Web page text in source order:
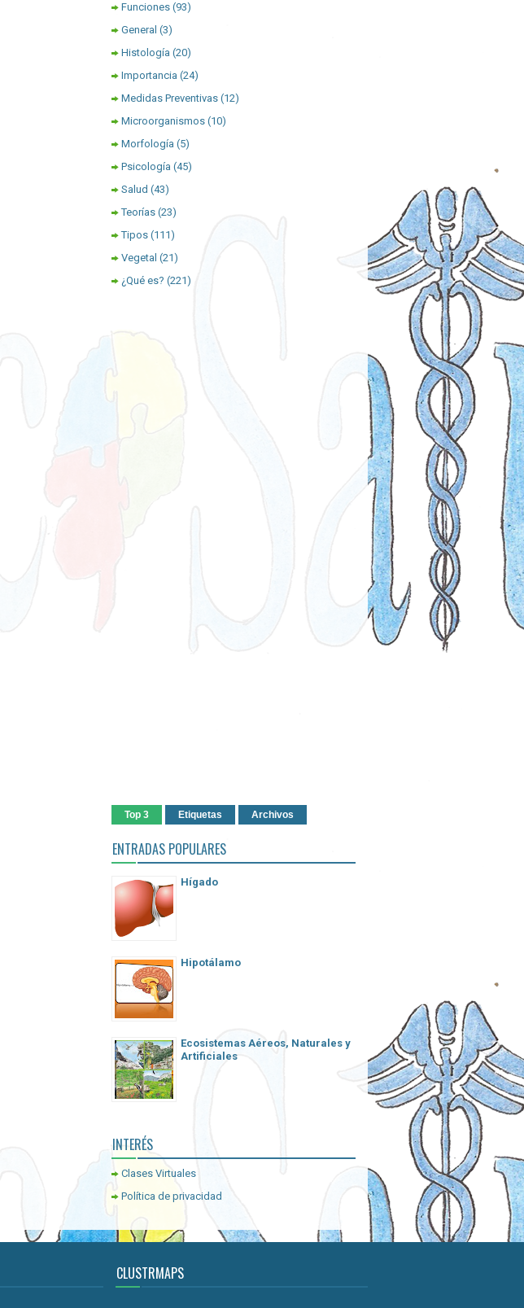
Funciones (93)
General (3)
Histología (20)
Importancia (24)
Medidas Preventivas (12)
Microorganismos (10)
Morfología (5)
Psicología (45)
Salud (43)
Teorías (23)
Tipos (111)
Vegetal (21)
¿Qué es? (221)
Top 3 Etiquetas Archivos
ENTRADAS POPULARES
Hígado
Hipotálamo
Ecosistemas Aéreos, Naturales y
Artificiales
INTERÉS
Clases Virtuales
Política de privacidad
CLUSTRMAPS